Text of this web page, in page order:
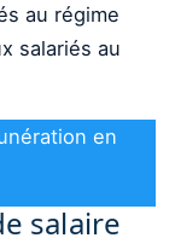
au régime
salariés au
en
salaire